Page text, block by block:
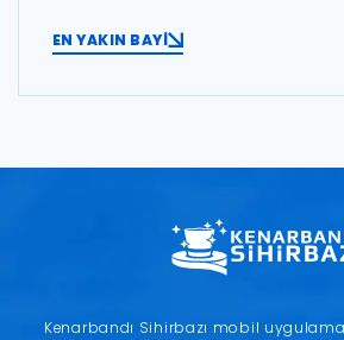
EN YAKIN BAYİ
Kenarbandı Sihirbazı mobil